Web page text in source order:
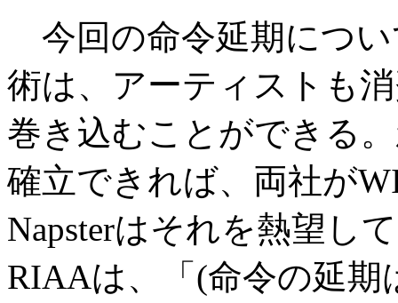
今回の命令延期につい
術は、アーティストも
巻き込むことができる
確立できれば、両社が
Napsterはそれを熱望し
RIAAは、「(命令の延